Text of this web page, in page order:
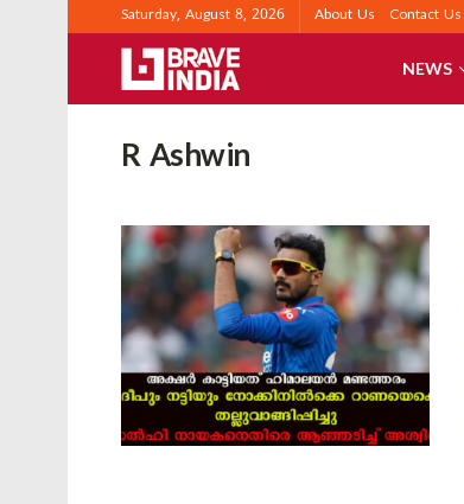
Saturday, August 8, 2026 About Us Contact Us
NEWS
R Ashwin